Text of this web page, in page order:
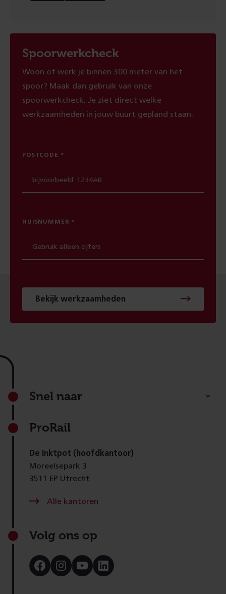
Spoorwerkcheck
Woon of werk je binnen 300 meter van het
spoor? Maak dan gebruik van onze
spoorwerkcheck. Je ziet direct welke
werkzaamheden in jouw buurt gepland staan.
POSTCODE
HUISNUMMER
Bekijk werkzaamheden
Footer
Snel naar
ProRail
De Inktpot (hoofdkantoor)
Moreelsepark 3
3511 EP Utrecht
Alle kantoren
Volg ons op
Bezoek
onze
Bezoek
onze
Bezoek
onze
Bezoek
onze